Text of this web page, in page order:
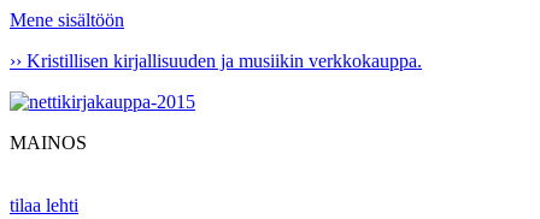
Mene sisältöön
›› Kristillisen kirjallisuuden ja musiikin verkkokauppa.
MAINOS
tilaa lehti